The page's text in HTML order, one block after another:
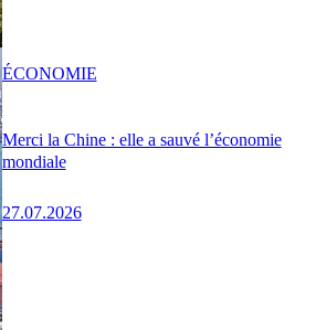
Merci la Chine : elle a sauvé l’économie
mondiale
27.07.2026
ÉCONOMIE